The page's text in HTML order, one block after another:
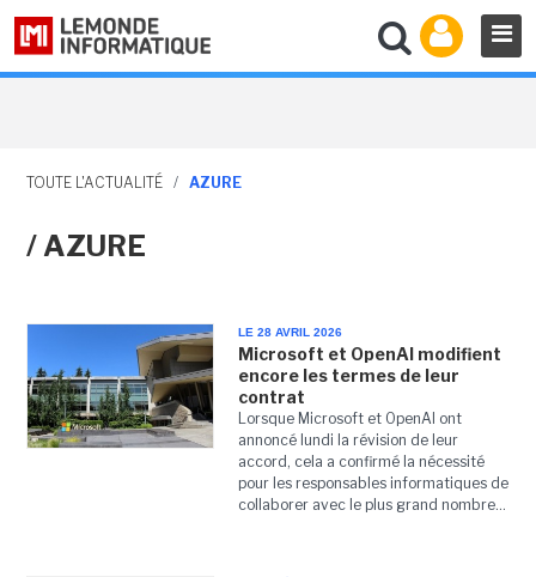
TOUTE L'ACTUALITÉ / AZURE
/ AZURE
LE 28 AVRIL 2026
Microsoft et OpenAI modifient
encore les termes de leur
contrat
Lorsque Microsoft et OpenAI ont
annoncé lundi la révision de leur
accord, cela a confirmé la nécessité
pour les responsables informatiques de
collaborer avec le plus grand nombre...